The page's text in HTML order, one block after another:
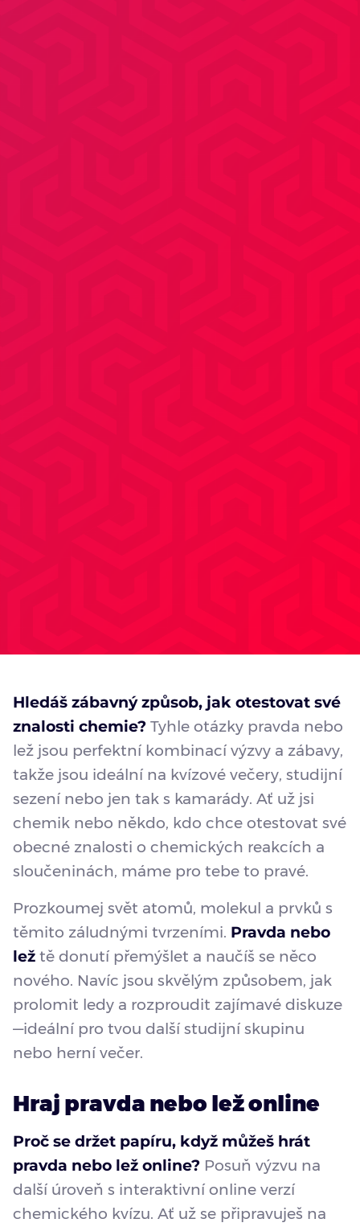
Hledáš zábavný způsob, jak otestovat své
znalosti chemie? Tyhle otázky pravda nebo
lež jsou perfektní kombinací výzvy a zábavy,
takže jsou ideální na kvízové večery, studijní
sezení nebo jen tak s kamarády. Ať už jsi
chemik nebo někdo, kdo chce otestovat své
obecné znalosti o chemických reakcích a
sloučeninách, máme pro tebe to pravé.
Prozkoumej svět atomů, molekul a prvků s
těmito záludnými tvrzeními. Pravda nebo
lež tě donutí přemýšlet a naučíš se něco
nového. Navíc jsou skvělým způsobem, jak
prolomit ledy a rozproudit zajímavé diskuze
—ideální pro tvou další studijní skupinu
nebo herní večer.
Hraj pravda nebo lež online
Proč se držet papíru, když můžeš hrát
pravda nebo lež online? Posuň výzvu na
další úroveň s interaktivní online verzí
chemického kvízu. Ať už se připravuješ na